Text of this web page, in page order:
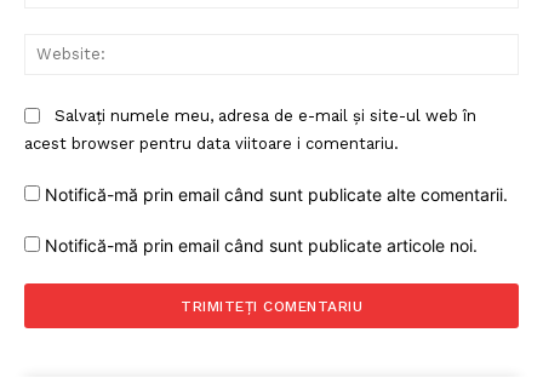
Salvați numele meu, adresa de e-mail și site-ul web în
acest browser pentru data viitoare i comentariu.
Notifică-mă prin email când sunt publicate alte comentarii.
Notifică-mă prin email când sunt publicate articole noi.